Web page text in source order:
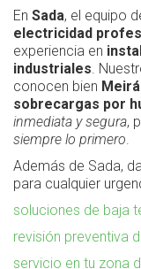
En Sada, el equipo
electricidad
experiencia en
industriales .
conocen bien
sobrecargas por
inmediata y segura,
siempre lo primero
Además de Sada,
para cualquier
soluciones de baja
revisión preventiva
servicio en tu zona